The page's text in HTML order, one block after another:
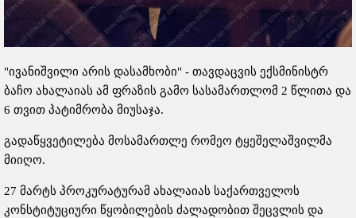
"ივანიშვილი არის დასამხობი" - თავდაცვის ექსმინისტრ
ბაჩო ახალაიას ამ ფრაზის გამო სასამართლომ 2 წლითა და
6 თვით პატიმრობა მიუსაჯა.
გადაწყვეტილება მოსამართლე რომეო ტყეშელაშვილმა
მიიღო.
27 მარტს პროკურატურამ ახალაიას საქართველოს
კონსტიტუციური წყობილების ძალადობით შეცვლის და